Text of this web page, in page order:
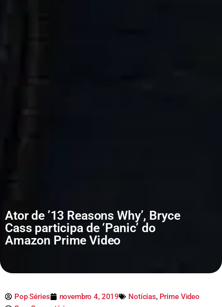
Ator de ’13 Reasons Why’, Bryce
Cass participa de ‘Panic’ do
Amazon Prime Video
Pop Séries novembro 4, 2019 Notícias, Prime Video